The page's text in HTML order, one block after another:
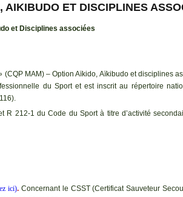
AIKIBUDO ET DISCIPLINES
et Disciplines associées
MAM) – Option Aïkido, Aïkibudo et disciplines
du Sport et est inscrit au répertoire
R 212-1 du Code du Sport à titre d’activité
ici). Concernant le CSST (Certificat Sauveteur